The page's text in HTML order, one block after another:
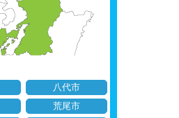
八代市
荒尾市